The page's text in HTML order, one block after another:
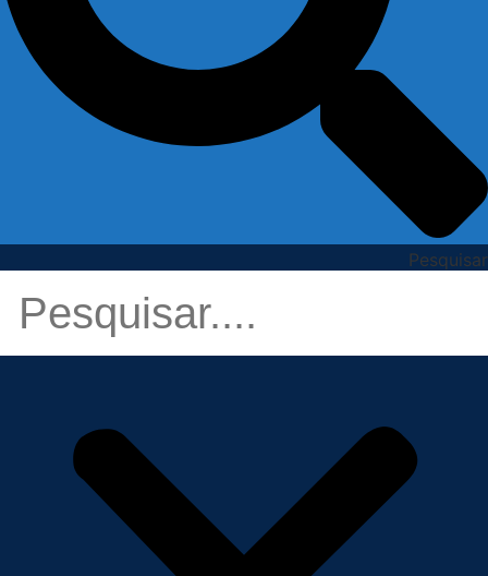
Pesquisar